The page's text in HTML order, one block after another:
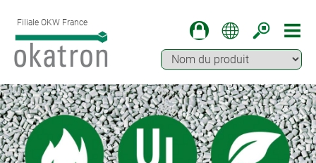
Filiale OKW France